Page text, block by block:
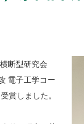
断型研究会
電子工学コー
賞しました。